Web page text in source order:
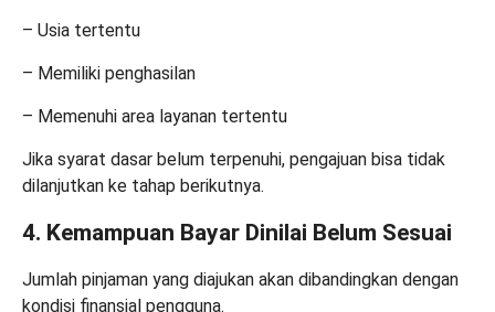
– Usia tertentu
– Memiliki penghasilan
– Memenuhi area layanan tertentu
Jika syarat dasar belum terpenuhi, pengajuan bisa tidak
dilanjutkan ke tahap berikutnya.
4. Kemampuan Bayar Dinilai Belum Sesuai
Jumlah pinjaman yang diajukan akan dibandingkan dengan
kondisi finansial pengguna.